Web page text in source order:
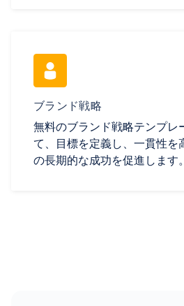
ブランド戦略
無料のブランド戦略テンプレ
て、目標を定義し、一貫性を
の長期的な成功を促進します。